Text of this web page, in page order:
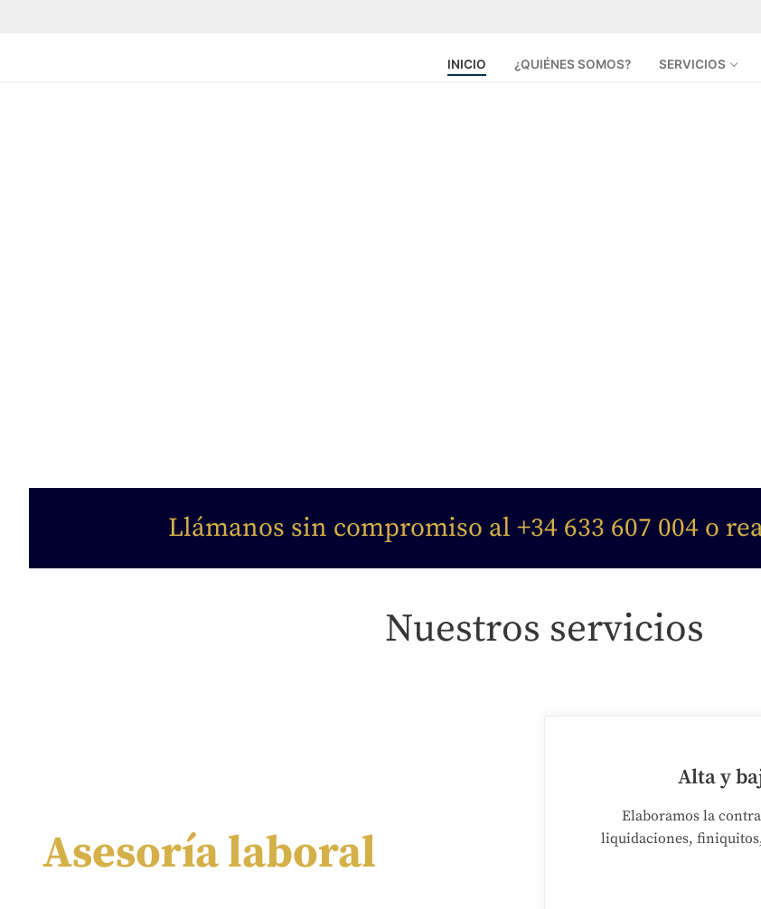
INICIO ¿QUIÉNES SOMOS? SERVICIOS
Llámanos sin compromiso al +34 633 607 004 o
Nuestros servicios
Asesoría laboral
Alta y
Elaboramos la
liquidaciones,